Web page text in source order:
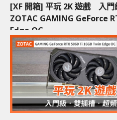
[XF 開箱] 平玩 2K 遊戲 入
ZOTAC GAMING GeForce
Edge OC